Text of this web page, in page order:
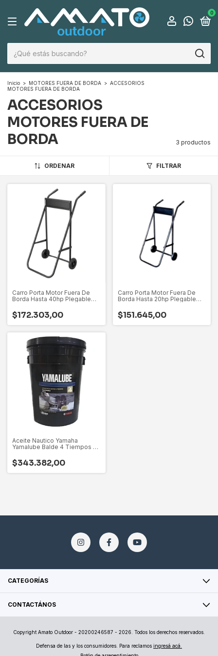
0
Inicio > MOTORES FUERA DE BORDA > ACCESORIOS
MOTORES FUERA DE BORDA
ACCESORIOS
MOTORES FUERA DE
BORDA
3 productos
ORDENAR FILTRAR
Carro Porta Motor Fuera De
Borda Hasta 40hp Plegable
$172.303,00
Carro Porta Motor Fuera De
Borda Hasta 20hp Plegable
$151.645,00
Aceite Nautico Yamaha
Yamalube Balde 4 Tiempos 20
$343.382,00
CATEGORÍAS
CONTACTÁNOS
Copyright Amato Outdoor - 20200246587 - 2026. Todos los derechos reservados.
Defensa de las y los consumidores. Para reclamos ingresá acá.